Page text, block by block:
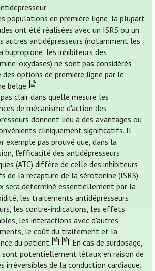
populations en première ligne, la plupart
ont été réalisées avec un ISRS ou un
autres antidépresseurs (notamment les
bupropione, les inhibiteurs des
oxydases) ne sont pas considérés
des options de première ligne par le
belge.
clair dans quelle mesure les
de mécanisme d'action des
donnent lieu à des avantages ou
cliniquement significatifs. Il
exemple pas prouvé que, dans la
l'efficacité des antidépresseurs
(ATC) diffère de celle des inhibiteurs
de la recapture de la sérotonine (ISRS).
sera déterminé essentiellement par la
les traitements antidépresseurs
les contre-indications, les effets
les interactions avec d'autres
le coût du traitement et la
du patient.
En cas de surdosage,
sont potentiellement létaux en raison de
irréversibles de la conduction cardiaque.